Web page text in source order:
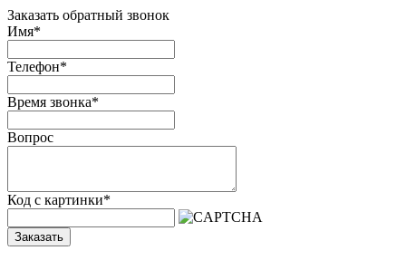
Заказать обратный звонок
Имя*
Телефон*
Время звонка*
Вопрос
Код с картинки*
Заказать